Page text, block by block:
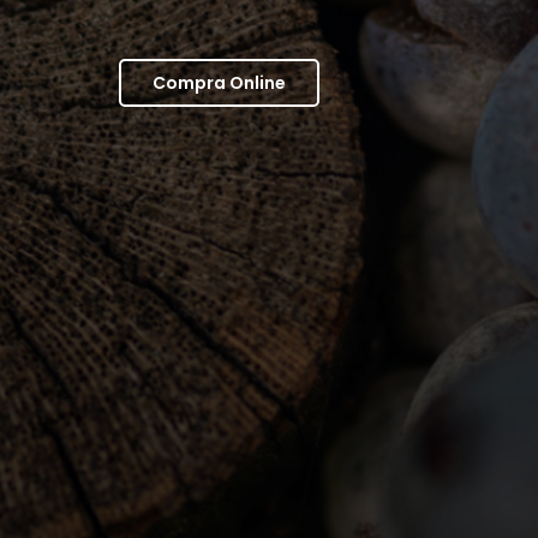
Service Chiusa Grande
C.da Casali
65010 Nocciano
Pescara (Italy)
Tel.: +39 085/847460
Compra Online